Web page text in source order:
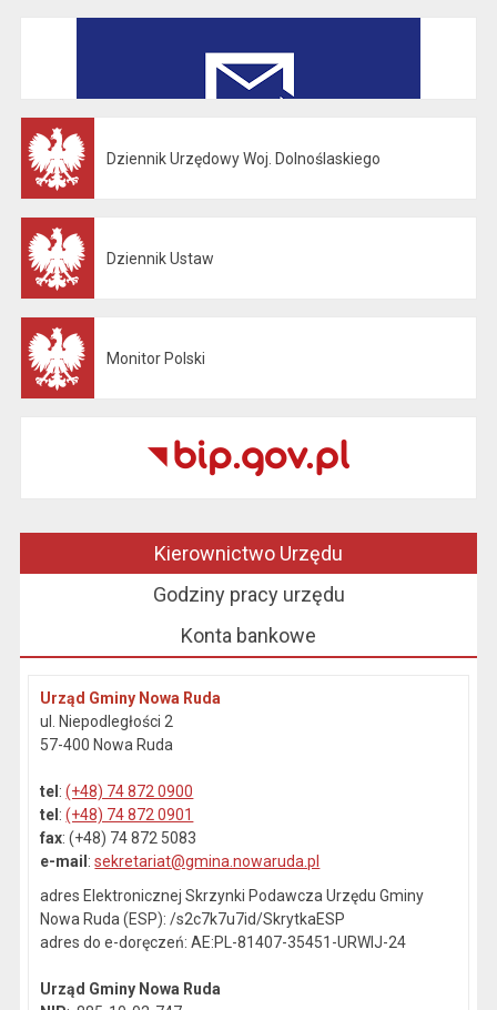
Dziennik Urzędowy Woj. Dolnoślaskiego
Dziennik Ustaw
Monitor Polski
Kierownictwo Urzędu
Godziny pracy urzędu
Konta bankowe
Urząd Gminy Nowa Ruda
ul. Niepodległości 2
57-400 Nowa Ruda
tel :(+48) 74 872 0900
tel :(+48) 74 872 0901
fax: (+48) 74 872 5083
e-mail :sekretariat@gmina.nowaruda.pl
adres Elektronicznej Skrzynki Podawcza Urzędu Gminy
Nowa Ruda (ESP): /s2c7k7u7id/SkrytkaESP
adres do e-doręczeń: AE:PL-81407-35451-URWIJ-24
Urząd Gminy Nowa Ruda